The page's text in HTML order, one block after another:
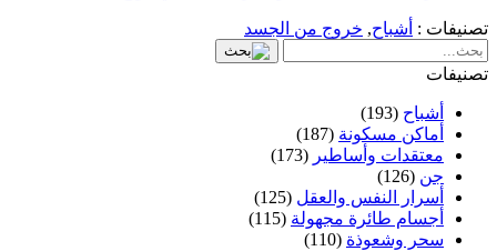
تصنيفات : أشباح, خروج من الجسد
تصنيفات
أشباح (193)
أماكن مسكونة (187)
معتقدات وأساطير (173)
جن (126)
أسرار النفس والعقل (125)
أجسام طائرة مجهولة (115)
سحر وشعوذة (110)